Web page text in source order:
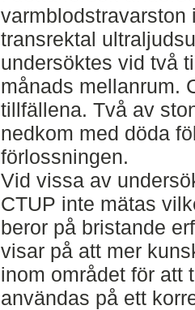
varmblodstravarston
transrektal
undersöktes vid två
månads mellanrum.
tillfällena. Två av
nedkom med döda
förlossningen.
Vid vissa av
CTUP inte mätas
beror på bristande
visar på att mer
inom området för att
användas på ett